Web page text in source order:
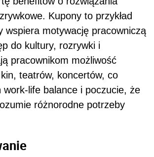
Kupony to przykład
wspiera motywację pracowniczą
do kultury, rozrywki i
pracownikom możliwość
teatrów, koncertów, co
work-life balance i poczucie, że
różnorodne potrzeby